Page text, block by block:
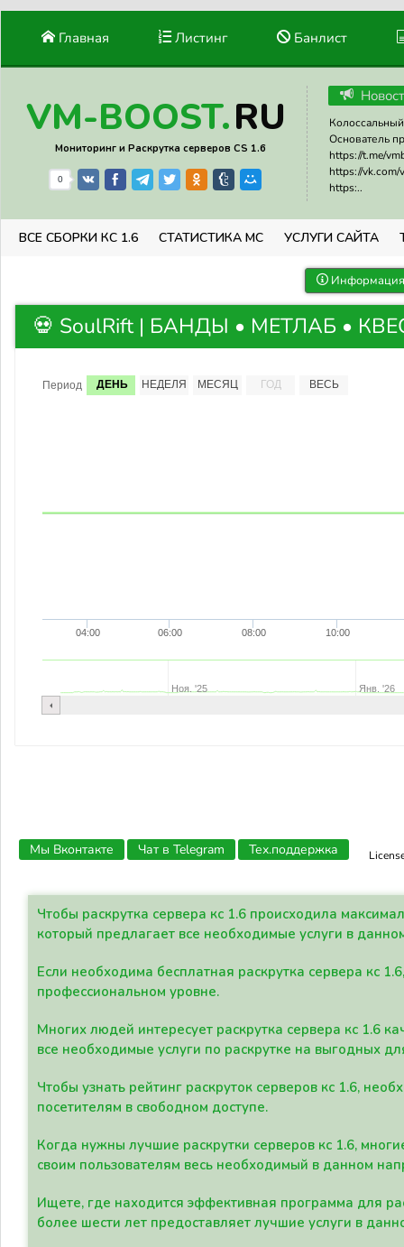
Главная Листинг Банлист
VM-BOOST.RU
Мониторинг и Раскрутка серверов CS 1.6
0
Основатель
https://t.me/
https://vk.com/
https:..
ВСЕ СБОРКИ КС 1.6 СТАТИСТИКА МС УСЛУГИ САЙТА
💀 SoulRift | БАНДЫ • МЕТЛАБ •
Период ДЕНЬ НЕДЕЛЯ МЕСЯЦ ГОД ВЕСЬ
04:00 06:00 08:00 10:00
Ноя. '25 Янв. '26
Мы Вконтакте Чат в Telegram Тех.поддержка
Чтобы раскрутка сервера кс 1.6 происходила
который предлагает все необходимые услуги в
Если необходима бесплатная раскрутка сервера кс
профессиональном уровне.
Многих людей интересует раскрутка сервера кс 1.6
все необходимые услуги по раскрутке на выгодных
Чтобы узнать рейтинг раскруток серверов кс 1.6,
посетителям в свободном доступе.
Когда нужны лучшие раскрутки серверов кс 1.6,
своим пользователям весь необходимый в данном
Ищете, где находится эффективная программа для
более шести лет предоставляет лучшие услуги в